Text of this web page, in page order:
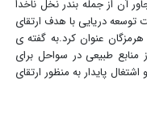
آن از جمله بندر نخل ناخدا
دریایی با هدف ارتقای
عنوان کرد.به گفته ی
منابع طبیعی در سواحل برای
پایدار به منظور ارتقای